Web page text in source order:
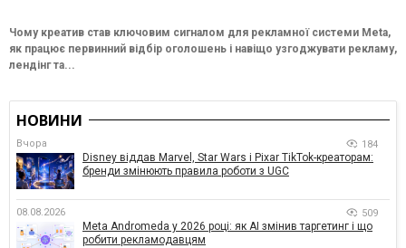
Чому креатив став ключовим сигналом для рекламної системи Meta,
як працює первинний відбір оголошень і навіщо узгоджувати рекламу,
лендінг та...
НОВИНИ
Вчора 184
Disney віддав Marvel, Star Wars і Pixar TikTok-креаторам:
бренди змінюють правила роботи з UGC
08.08.2026 509
Meta Andromeda у 2026 році: як AI змінив таргетинг і що
робити рекламодавцям